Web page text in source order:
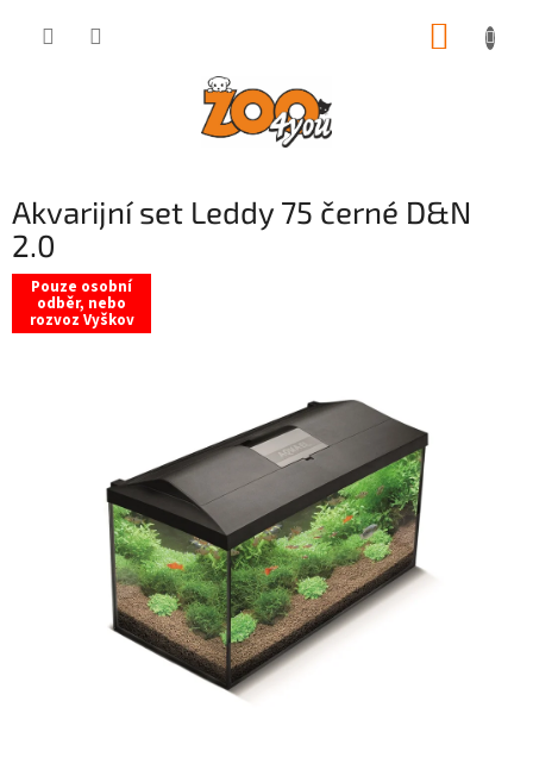
Akvarijní set Leddy 75 černé D&N
2.0
Pouze osobní
odběr, nebo
rozvoz Vyškov